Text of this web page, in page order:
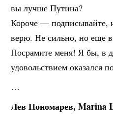
вы лучше Путина?
Короче — подписывайте,
верю. Не сильно, но еще
Посрамите меня! Я бы, в
удовольствием оказался
…
Лев Пономарев, Marina